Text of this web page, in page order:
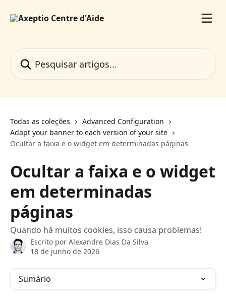
Todas as coleções
Advanced Configuration
Adapt your banner to each version of your site
Ocultar a faixa e o widget em determinadas páginas
Ocultar a faixa e o widget
em determinadas
páginas
Quando há muitos cookies, isso causa problemas!
Escrito por Alexandre Dias Da Silva
18 de junho de 2026
Sumário